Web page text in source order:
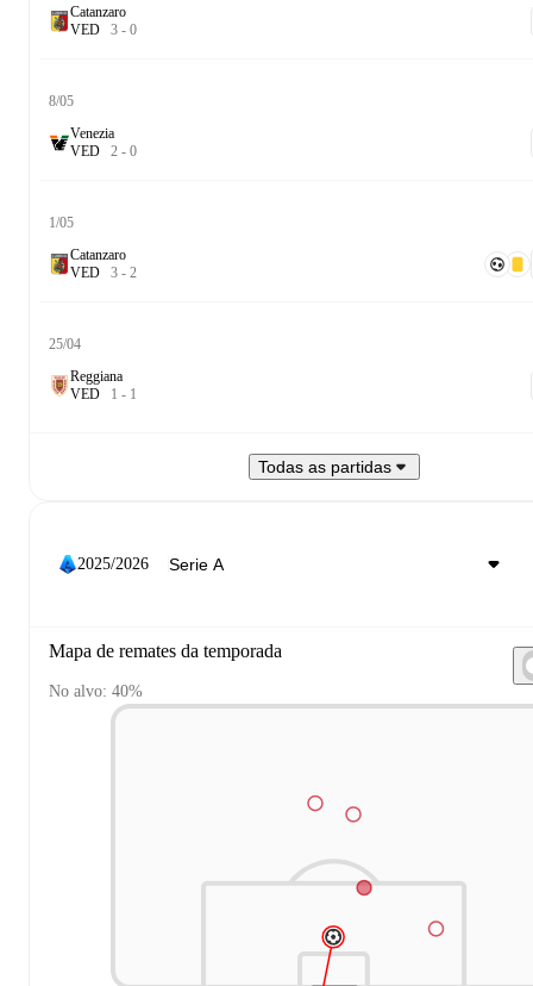
Catanzaro
VED 3 - 0
8/05
Venezia
VED 2 - 0
1/05
Catanzaro
VED 3 - 2
25/04
Reggiana
VED 1 - 1
Todas as partidas
2025/2026
Mapa de remates da temporada
No alvo: 40%